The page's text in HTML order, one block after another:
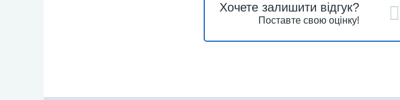
Хочете залишити відгук?
Поставте свою оцінку!